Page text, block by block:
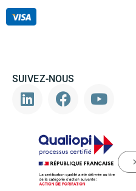
SUIVEZ-NOUS